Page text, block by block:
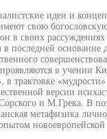
идеи и
свою
в своих рассуждениях
в последней основание
в учении
в трактовке
версии
и М.Грека. В
метафизика
новоевропейской